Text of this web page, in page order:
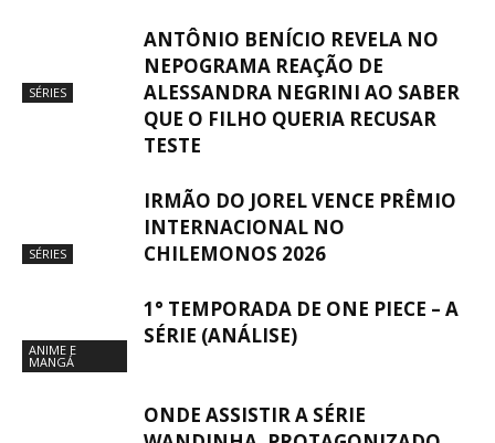
SÉRIES
ANTÔNIO BENÍCIO REVELA NO
NEPOGRAMA REAÇÃO DE
ALESSANDRA NEGRINI AO SABER
QUE O FILHO QUERIA RECUSAR
TESTE
SÉRIES
IRMÃO DO JOREL VENCE PRÊMIO
INTERNACIONAL NO
CHILEMONOS 2026
ANIME E
MANGÁ
1° TEMPORADA DE ONE PIECE – A
SÉRIE (ANÁLISE)
ONDE ASSISTIR A SÉRIE